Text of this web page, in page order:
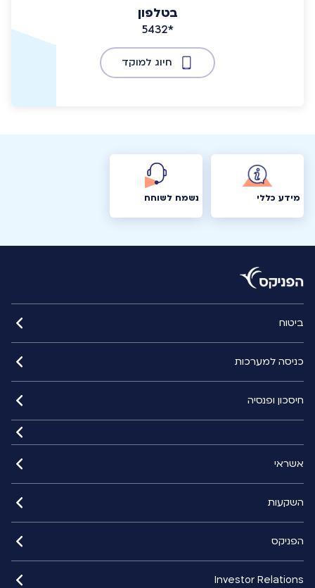
בטלפון
5432*
חיוג למוקד
מידע כללי נשמח לשוחח
ביטוח
כניסה למערכות
חיסכון ופנסיה
אשראי
השקעות
הפניקס
Investor Relations